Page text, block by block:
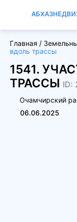
Главная /
вдоль трассы
1541.
ТРАССЫ ID:
Очамчирский
06.06.2025